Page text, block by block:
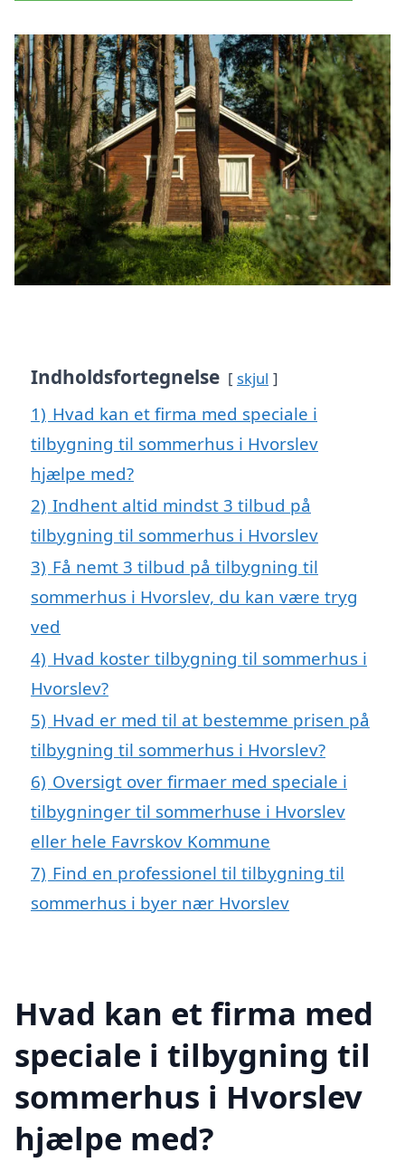
Indholdsfortegnelse skjul
1) Hvad kan et firma med speciale i
tilbygning til sommerhus i Hvorslev
hjælpe med?
2) Indhent altid mindst 3 tilbud på
tilbygning til sommerhus i Hvorslev
3) Få nemt 3 tilbud på tilbygning til
sommerhus i Hvorslev, du kan være tryg
ved
4) Hvad koster tilbygning til sommerhus i
Hvorslev?
5) Hvad er med til at bestemme prisen på
tilbygning til sommerhus i Hvorslev?
6) Oversigt over firmaer med speciale i
tilbygninger til sommerhuse i Hvorslev
eller hele Favrskov Kommune
7) Find en professionel til tilbygning til
sommerhus i byer nær Hvorslev
Hvad kan et firma med
speciale i tilbygning til
sommerhus i Hvorslev
hjælpe med?